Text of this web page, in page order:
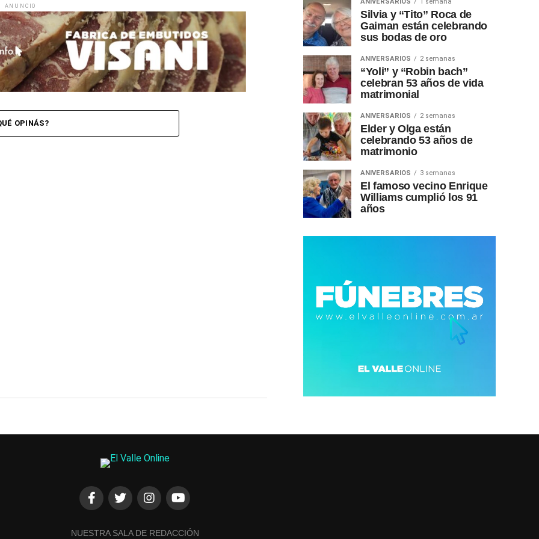
ANUNCIO
OPINÁS?
Silvia y “Tito” Roca de
Gaiman están celebrando
sus bodas de oro
ANIVERSARIOS 2 semanas
“Yoli” y “Robin bach”
celebran 53 años de vida
matrimonial
ANIVERSARIOS 2 semanas
Elder y Olga están
celebrando 53 años de
matrimonio
ANIVERSARIOS 3 semanas
El famoso vecino Enrique
Williams cumplió los 91
años
NUESTRA SALA DE REDACCIÓN